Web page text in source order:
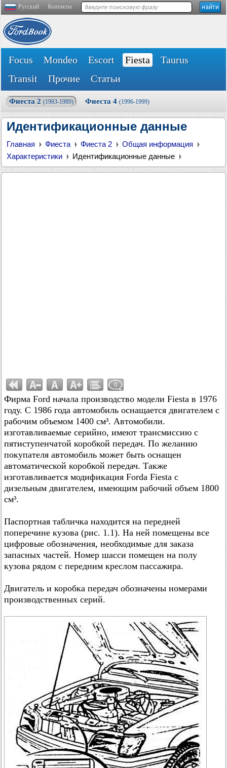
Русский Контакты
Focus Mondeo Escort Fiesta
Taurus
Transit
Прочие Статьи
Фиеста 2 (1983-1989) Фиеста 4 (1996-1999)
Идентификационные данные
Главная Фиеста Фиеста 2
Общая информация
Характеристики
Идентификационные данные
0
Фирма Ford начала производство модели Fiesta в 1976
году. С 1986 года автомобиль оснащается двигателем с
рабочим объемом 1400 см³. Автомобили.
изготавливаемые серийно, имеют трансмиссию с
пятиступенчатой коробкой передач. По желанию
покупателя автомобиль может быть оснащен
автоматической коробкой передач. Также
изготавливается модификация Forda Fiesta с
дизельным двигателем, имеющим рабочий объем 1800
см³.
Паспортная табличка находится на передней
поперечине кузова (рис. 1.1). На ней помещены все
цифровые обозначения, необходимые для заказа
запасных частей. Номер шасси помещен на полу
кузова рядом с передним креслом пассажира.
Двигатель и коробка передач обозначены номерами
производственных серий.